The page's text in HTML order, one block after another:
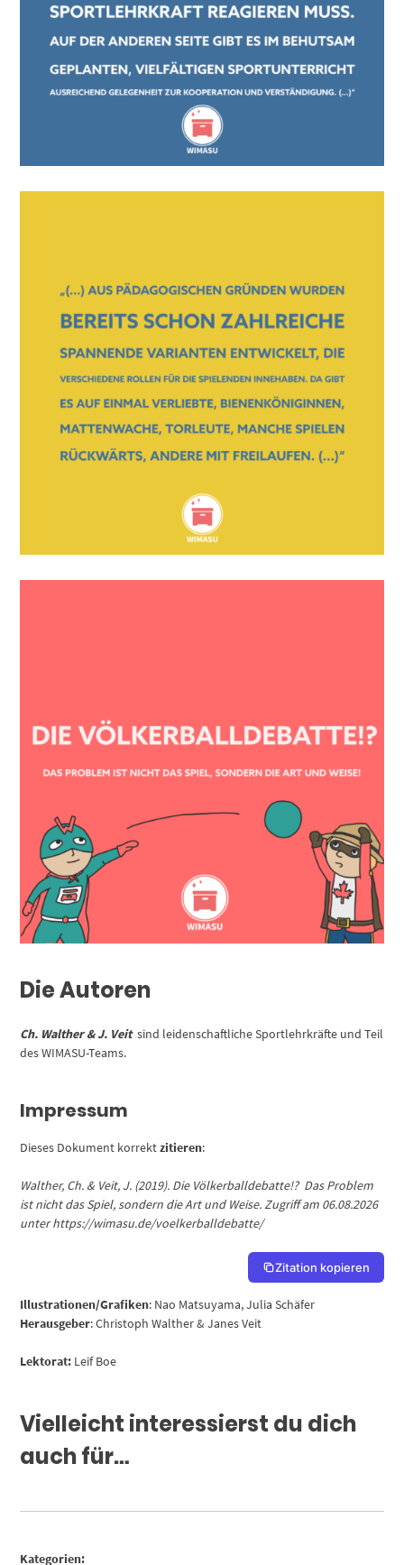
Die Autoren
Ch. Walther & J. Veit sind leidenschaftliche Sportlehrkräfte und Teil
des WIMASU-Teams.
Impressum
Dieses Dokument korrektzitieren:
Walther, Ch. & Veit, J. (2019). Die Völkerballdebatte!? Das Problem
ist nicht das Spiel, sondern die Art und Weise.Zugriff am 06.08.2026
unter https://wimasu.de/voelkerballdebatte/
Zitation kopieren
Illustrationen/Grafiken: Nao Matsuyama, Julia Schäfer
Herausgeber: Christoph Walther & Janes Veit
Lektorat: Leif Boe
Vielleicht interessierst du dich
auch für…
Kategorien: